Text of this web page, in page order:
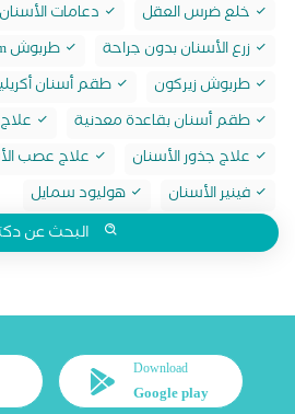
خلع ضرس العقل
دعامات الأسنان
زرع الأسنان بدون جراحة
طربوش bfm
طربوش زيركون
طقم أسنان
طقم أسنان بقاعدة معدنية
علاج جذور الأسنان
علاج عصب
فينير الأسنان
هوليود سمايل
البحث عن
Download
Google play